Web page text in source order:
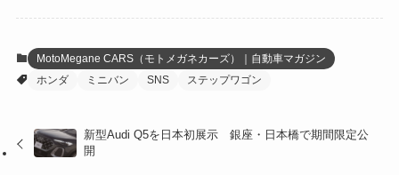
(27) (41)
(47)
(4)
(16)
MotoMegane CARS（モトメガネカーズ）｜自動車マガジン
ホンダ
ミニバン SNS ステップワゴン
新型Audi Q5を日本初展示 銀座・日本橋で期間限定公
開